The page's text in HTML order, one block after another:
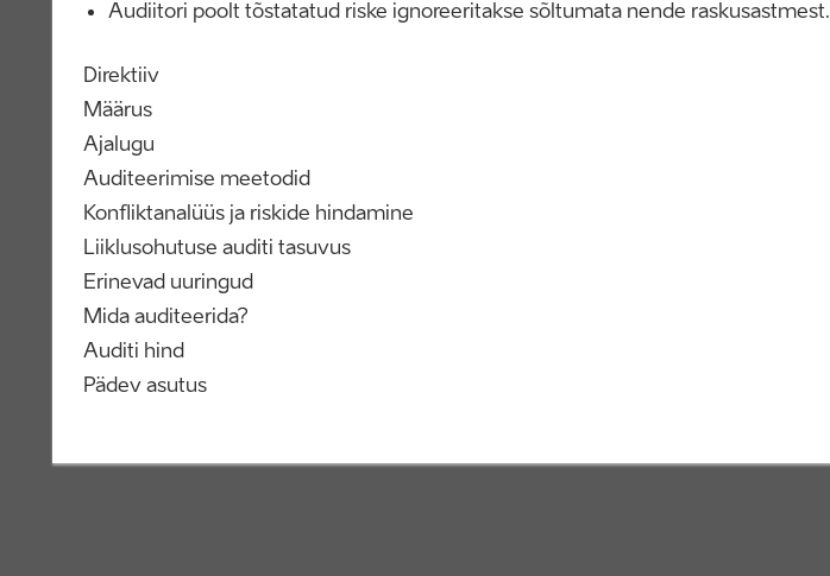
Audiitori poolt tõstatatud riske ignoreeritakse sõltumata nende raskusastmest.
Direktiiv
Määrus
Ajalugu
Auditeerimise meetodid
Konfliktanalüüs ja riskide hindamine
Liiklusohutuse auditi tasuvus
Erinevad uuringud
Mida auditeerida?
Auditi hind
Pädev asutus